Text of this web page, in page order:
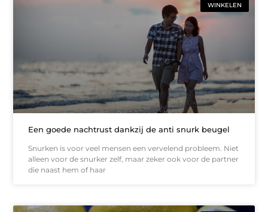
WINKELEN
Een goede nachtrust dankzij de anti snurk beugel
Snurken is voor veel mensen een vervelend probleem. Niet
alleen voor de snurker zelf, maar zeker ook voor de partner
die naast hem of haar